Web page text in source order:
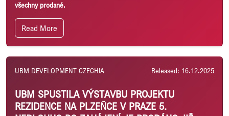
všechny prodané.
Read More
UBM DEVELOPMENT CZECHIA Released: 16.12.2025
UBM SPUSTILA VÝSTAVBU PROJEKTU
REZIDENCE NA PLZEŇCE V PRAZE 5.